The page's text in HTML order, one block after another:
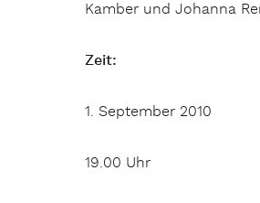
Kamber und Johanna
Zeit:
1. September 2010
19.00 Uhr